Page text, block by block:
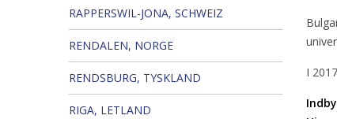
RAPPERSWIL-JONA, SCHWEIZ
RENDALEN, NORGE
RENDSBURG, TYSKLAND
RIGA, LETLAND
I